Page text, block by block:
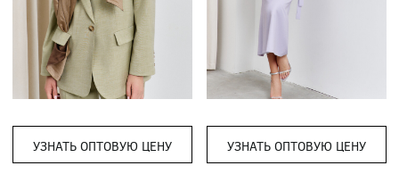
УЗНАТЬ ОПТОВУЮ ЦЕНУ УЗНАТЬ ОПТОВУЮ ЦЕНУ